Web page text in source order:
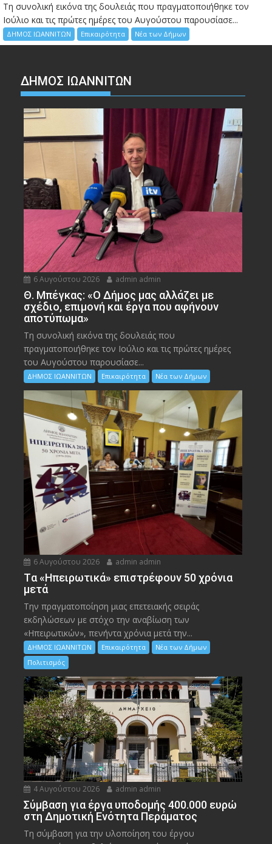
Τη συνολική εικόνα της δουλειάς που πραγματοποιήθηκε τον
Ιούλιο και τις πρώτες ημέρες του Αυγούστου παρουσίασε...
ΔΗΜΟΣ ΙΩΑΝΝΙΤΩΝ Επικαιρότητα Νέα των Δήμων
ΔΗΜΟΣ ΙΩΑΝΝΙΤΩΝ
6 Αυγούστου 2026 admin admin
Θ. Μπέγκας: «Ο Δήμος μας αλλάζει με
σχέδιο, επιμονή και έργα που αφήνουν
αποτύπωμα»
Τη συνολική εικόνα της δουλειάς που
πραγματοποιήθηκε τον Ιούλιο και τις πρώτες ημέρες
του Αυγούστου παρουσίασε...
ΔΗΜΟΣ ΙΩΑΝΝΙΤΩΝ Επικαιρότητα Νέα των Δήμων
6 Αυγούστου 2026 admin admin
Tα «Ηπειρωτικά» επιστρέφουν 50 χρόνια
μετά
Την πραγματοποίηση μιας επετειακής σειράς
εκδηλώσεων με στόχο την αναβίωση των
«Ηπειρωτικών», πενήντα χρόνια μετά την...
ΔΗΜΟΣ ΙΩΑΝΝΙΤΩΝ Επικαιρότητα
Νέα των Δήμων
Πολιτισμός
4 Αυγούστου 2026 admin admin
Σύμβαση για έργα υποδομής 400.000 ευρώ
στη Δημοτική Ενότητα Περάματος
Τη σύμβαση για την υλοποίηση του έργου